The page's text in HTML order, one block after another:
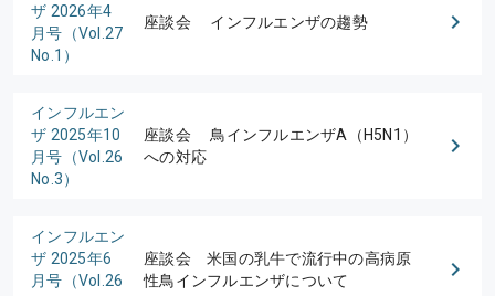
ザ 2026年4
月号（Vol.27
No.1）
座談会 インフルエンザの趨勢
インフルエン
ザ 2025年10
月号（Vol.26
No.3）
座談会 鳥インフルエンザA（H5N1）
への対応
インフルエン
ザ 2025年6
月号（Vol.26
座談会 米国の乳牛で流行中の高病原
性鳥インフルエンザについて